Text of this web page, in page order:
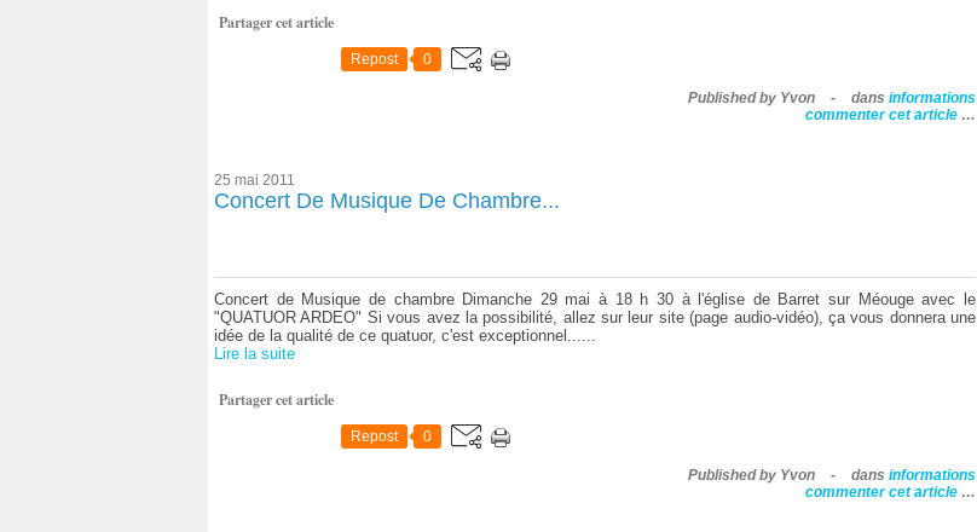
Partager cet article
Repost 0
Published by Yvon - dans informations
commenter cet article …
25 mai 2011
Concert De Musique De Chambre...
Concert de Musique de chambre Dimanche 29 mai à 18 h 30 à l'église de Barret sur Méouge avec le
"QUATUOR ARDEO" Si vous avez la possibilité, allez sur leur site (page audio-vidéo), ça vous donnera une
idée de la qualité de ce quatuor, c'est exceptionnel......
Lire la suite
Partager cet article
Repost 0
Published by Yvon - dans informations
commenter cet article …